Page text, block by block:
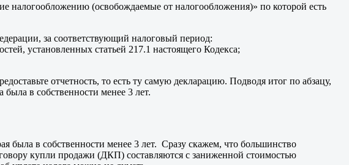
налогообложению (освобождаемые от налогообложения)» по которой есть
за соответствующий налоговый период:
установленных статьей 217.1 настоящего Кодекса;
отчетность, то есть ту самую декларацию. Подводя итог по абзацу,
в собственности менее 3 лет.
была в собственности менее 3 лет. Сразу скажем, что большинство
купли продажи (ДКП) составляются с заниженной стоимостью